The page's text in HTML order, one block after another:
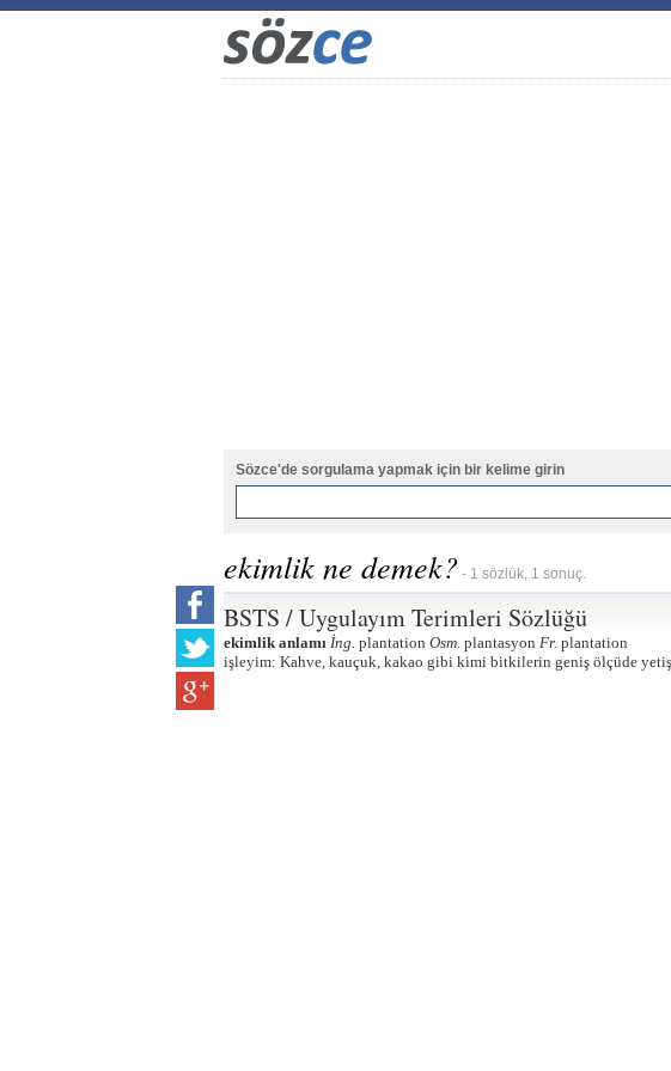
Sözce'de sorgulama yapmak için bir kelime girin
ekimlik ne demek? - 1 sözlük, 1 sonuç.
BSTS / Uygulayım Terimleri Sözlüğü
ekimlik anlamı İng. plantation Osm. plantasyon Fr. plantation
işleyim: Kahve, kauçuk, kakao gibi kimi bitkilerin geniş ölçüde